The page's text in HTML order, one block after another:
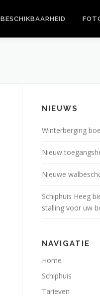
BESCHIKBAARHEID
NIEUWS
Winterberging
Nieuw
Nieuwe
Schiphuis Heeg
stalling voor uw
NAVIGATIE
Home
Schiphuis
Tarieven